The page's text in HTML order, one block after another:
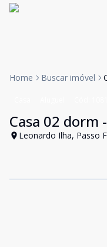
Home Buscar imóvel
Casa 02 dorm
Leonardo Ilha, Passo